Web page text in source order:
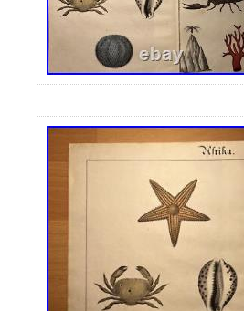
de la chambre ou du
illustrations similaires
principaux stylistes et
et cafés, hôtels,
Nouveau,
Renaissance et
Portraits, paysages,
les illustrations sont
d’albums d’art et de
siècles. En outre, je
rapidement et vous